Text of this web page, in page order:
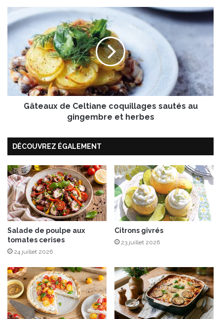
â
t
u
x
e
t
a
n
e
c
o
q
u
i
l
l
g
e
s
s
a
Gâteaux de Celtiane coquillages sautés au
gingembre et herbes
DÉCOUVREZ ÉGALEMENT
Salade de poulpe aux
tomates cerises
24 juillet 2026
Citrons givrés
23 juillet 2026